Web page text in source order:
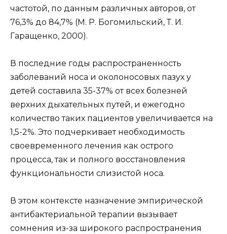
частотой, по данным различных авторов, от
76,3% до 84,7% (М. Р. Богомильский, Т. И.
Гаращенко, 2000).
В последние годы распространенность
заболеваний носа и околоносовых пазух у
детей составила 35-37% от всех болезней
верхних дыхательных путей, и ежегодно
количество таких пациентов увеличивается на
1,5-2%. Это подчеркивает необходимость
своевременного лечения как острого
процесса, так и полного восстановления
функциональности слизистой носа.
В этом контексте назначение эмпирической
антибактериальной терапии вызывает
сомнения из-за широкого распространения